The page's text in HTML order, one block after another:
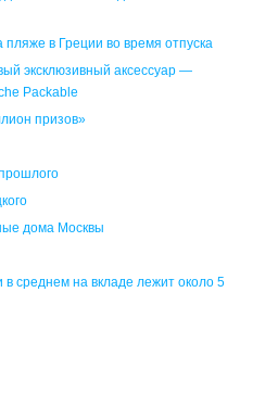
в Греции во время отпуска
эксклюзивный аксессуар —
Packable
призов»
дома Москвы
в среднем на вкладе лежит около 5